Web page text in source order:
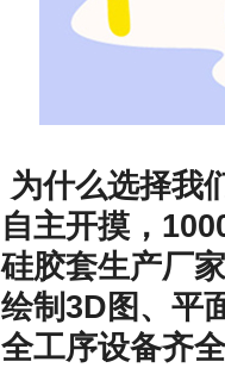
为什么选择我
自主开摸，
硅胶套生产厂
绘制3D图、平
全工序设备齐